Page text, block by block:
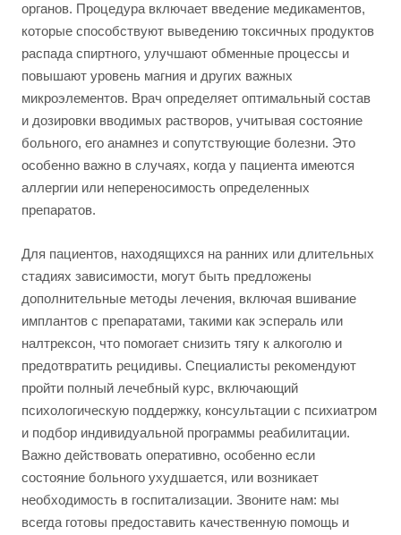
органов. Процедура включает введение медикаментов,
которые способствуют выведению токсичных продуктов
распада спиртного, улучшают обменные процессы и
повышают уровень магния и других важных
микроэлементов. Врач определяет оптимальный состав
и дозировки вводимых растворов, учитывая состояние
больного, его анамнез и сопутствующие болезни. Это
особенно важно в случаях, когда у пациента имеются
аллергии или непереносимость определенных
препаратов.
Для пациентов, находящихся на ранних или длительных
стадиях зависимости, могут быть предложены
дополнительные методы лечения, включая вшивание
имплантов с препаратами, такими как эспераль или
налтрексон, что помогает снизить тягу к алкоголю и
предотвратить рецидивы. Специалисты рекомендуют
пройти полный лечебный курс, включающий
психологическую поддержку, консультации с психиатром
и подбор индивидуальной программы реабилитации.
Важно действовать оперативно, особенно если
состояние больного ухудшается, или возникает
необходимость в госпитализации. Звоните нам: мы
всегда готовы предоставить качественную помощь и